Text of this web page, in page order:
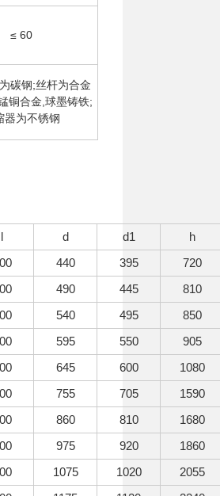
≤ 60
碳钢;丝杆为合金
铜合金,球墨铸铁;
器为不锈钢
l d d1
h
440 395
720
490 445
810
540 495
850
595 550
905
645 600
1080
755 705
1590
860 810
1680
975 920
1860
1075 1020
2055